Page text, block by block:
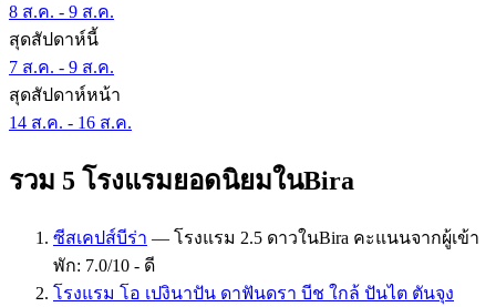
8 ส.ค. - 9 ส.ค.
สุดสัปดาห์นี้
7 ส.ค. - 9 ส.ค.
สุดสัปดาห์หน้า
14 ส.ค. - 16 ส.ค.
รวม 5 โรงแรมยอดนิยมในBira
ซีสเคปส์บีร่า — โรงแรม 2.5 ดาวในBira คะแนนจากผู้เข้า
พัก: 7.0/10 - ดี
โรงแรม โอ เปงินาปัน ดาฟันดรา บีช ใกล้ ปันไต ตันจุง